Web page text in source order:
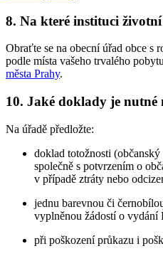
8. Na které instituci
Obraťte se na obecní úřad obce s
podle místa vašeho trvalého
města Prahy.
10. Jaké doklady je nutné
Na úřadě předložte:
doklad totožnosti
společně s potvrzením o
v případě ztráty nebo
jednu barevnou či
vyplněnou žádostí o vydání
při poškození průkazu i